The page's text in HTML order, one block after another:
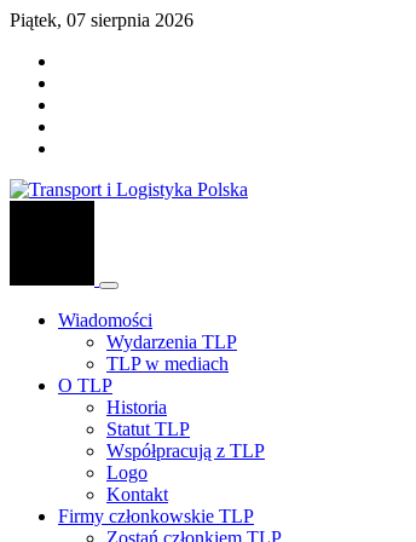
Piątek, 07 sierpnia 2026
Wiadomości
Wydarzenia TLP
TLP w mediach
O TLP
Historia
Statut TLP
Współpracują z TLP
Logo
Kontakt
Firmy członkowskie TLP
Zostań członkiem TLP